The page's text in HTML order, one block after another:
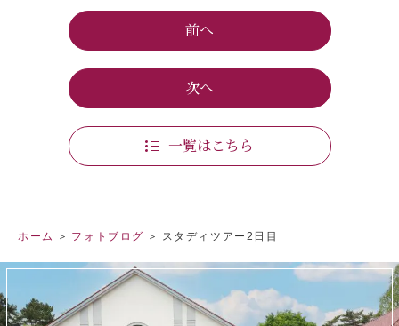
前へ
一覧はこちら
次へ
ホーム フォトブログ スタディツアー2日目